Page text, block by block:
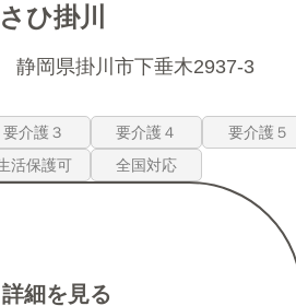
ひ掛川
静岡県掛川市下垂木2937-3
要介護３ 要介護４
要介護５
活保護可 全国対応
詳細を見る